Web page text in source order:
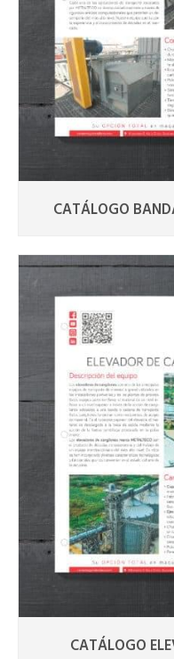
CATÁLOGO
CATÁLOGO